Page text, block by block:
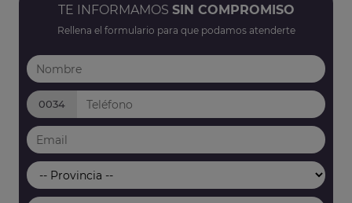
TE INFORMAMOS SIN COMPROMISO
Rellena el formulario para que podamos atenderte
0034